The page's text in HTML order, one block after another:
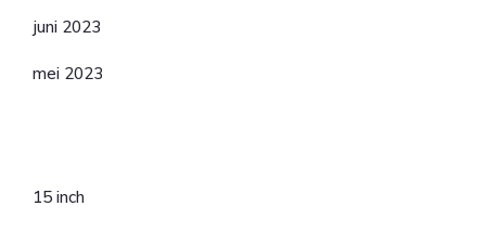
juni 2023
mei 2023
15 inch